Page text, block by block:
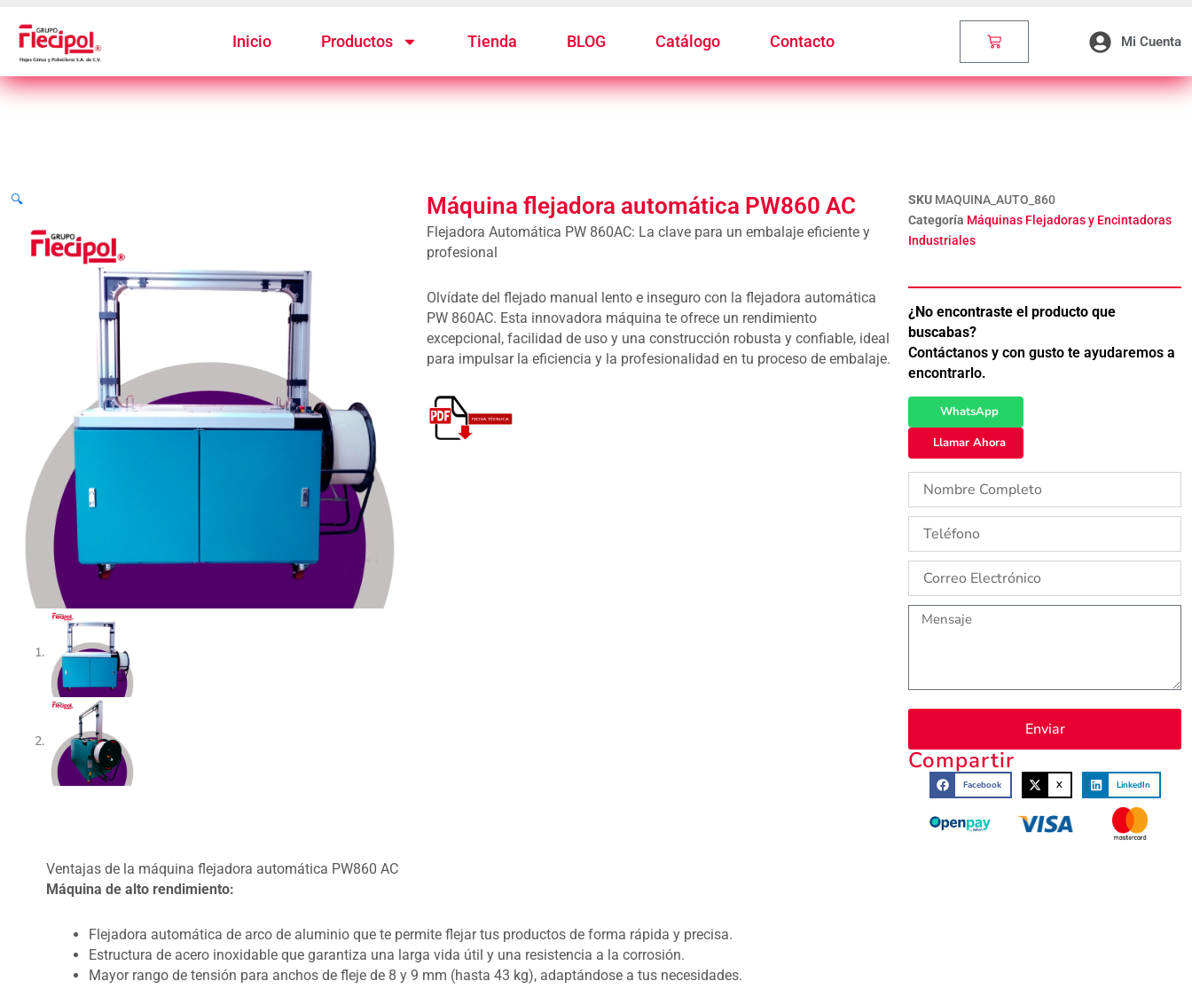
Contenido
D G
R
M
Inicio Productos Tienda BLOG Catálogo Contacto Carrito Mi Cuenta
🔍 Máquina flejadora automática PW860 AC
Flejadora Automática PW 860AC: La clave para un embalaje eficiente y
profesional
Olvídate del flejado manual lento e inseguro con la flejadora automática
PW 860AC. Esta innovadora máquina te ofrece un rendimiento
excepcional, facilidad de uso y una construcción robusta y confiable, ideal
para impulsar la eficiencia y la profesionalidad en tu proceso de embalaje.
SKU MAQUINA_AUTO_860
Categoría Máquinas Flejadoras y Encintadoras
Industriales
¿No encontraste el producto que
buscabas?
Contáctanos y con gusto te ayudaremos a
encontrarlo.
WhatsApp
Llamar Ahora
Enviar
Compartir
Facebook X LinkedIn
Ventajas de la máquina flejadora automática PW860 AC
Máquina de alto rendimiento:
Flejadora automática de arco de aluminio que te permite flejar tus productos de forma rápida y precisa.
Estructura de acero inoxidable que garantiza una larga vida útil y una resistencia a la corrosión.
Mayor rango de tensión para anchos de fleje de 8 y 9 mm (hasta 43 kg), adaptándose a tus necesidades.